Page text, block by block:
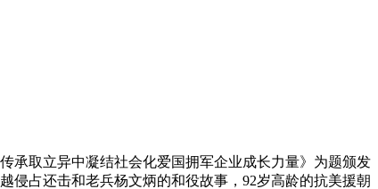
取立异中凝结社会化爱国拥军企业成长力量》为题颁发
侵占还击和老兵杨文炳的和役故事，92岁高龄的抗美援朝